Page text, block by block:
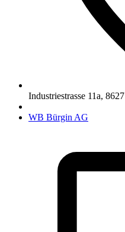
Industriestrasse 11a, 8627
WB Bürgin AG